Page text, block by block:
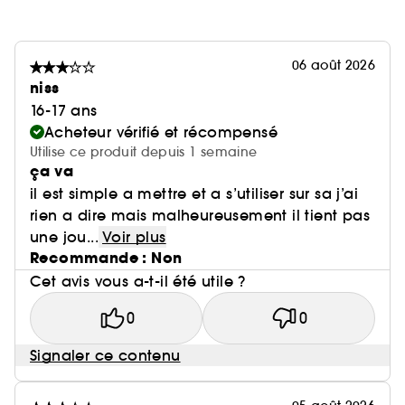
06 août 2026
niss
16-17 ans
Acheteur vérifié et récompensé
Utilise ce produit depuis 1 semaine
ça va
il est simple a mettre et a s’utiliser sur sa j’ai
rien a dire mais malheureusement il tient pas
une jou... Voir plus
Recommande : Non
Cet avis vous a-t-il été utile ?
0 0
Signaler ce contenu